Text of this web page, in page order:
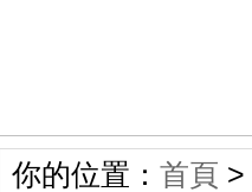
你的位置： 首頁 >